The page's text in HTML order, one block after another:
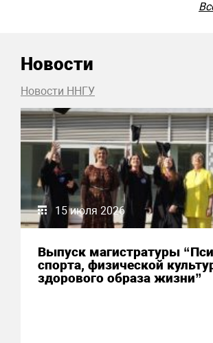
Новости
Новости ННГУ
15 июля 2026
Выпуск магистратуры
спорта, физической
здорового образа жизни”